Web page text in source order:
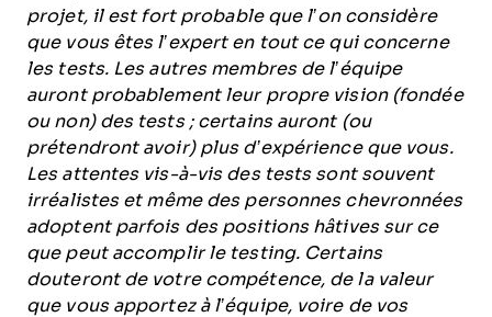
projet, il est fort probable que l’on considère
que vous êtes l’expert en tout ce qui concerne
les tests. Les autres membres de l’équipe
auront probablement leur propre vision (fondée
ou non) des tests ; certains auront (ou
prétendront avoir) plus d’expérience que vous.
Les attentes vis-à-vis des tests sont souvent
irréalistes et même des personnes chevronnées
adoptent parfois des positions hâtives sur ce
que peut accomplir le testing. Certains
douteront de votre compétence, de la valeur
que vous apportez à l’équipe, voire de vos